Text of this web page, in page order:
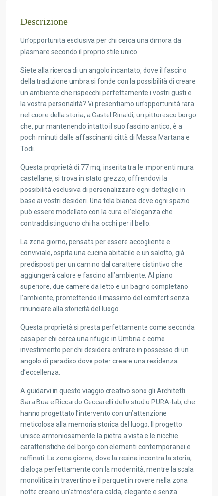
Descrizione
Un’opportunità esclusiva per chi cerca una dimora da
plasmare secondo il proprio stile unico.
Siete alla ricerca di un angolo incantato, dove il fascino
della tradizione umbra si fonde con la possibilità di creare
un ambiente che rispecchi perfettamente i vostri gusti e
la vostra personalità? Vi presentiamo un’opportunità rara
nel cuore della storia, a Castel Rinaldi, un pittoresco borgo
che, pur mantenendo intatto il suo fascino antico, è a
pochi minuti dalle affascinanti città di Massa Martana e
Todi.
Questa proprietà di 77 mq, inserita tra le imponenti mura
castellane, si trova in stato grezzo, offrendovi la
possibilità esclusiva di personalizzare ogni dettaglio in
base ai vostri desideri. Una tela bianca dove ogni spazio
può essere modellato con la cura e l’eleganza che
contraddistinguono chi ha occhi per il bello.
La zona giorno, pensata per essere accogliente e
conviviale, ospita una cucina abitabile e un salotto, già
predisposti per un camino dal carattere distintivo che
aggiungerà calore e fascino all’ambiente. Al piano
superiore, due camere da letto e un bagno completano
l’ambiente, promettendo il massimo del comfort senza
rinunciare alla storicità del luogo.
Questa proprietà si presta perfettamente come seconda
casa per chi cerca una rifugio in Umbria o come
investimento per chi desidera entrare in possesso di un
angolo di paradiso dove poter creare una residenza
d’eccellenza.
A guidarvi in questo viaggio creativo sono gli Architetti
Sara Bua e Riccardo Ceccarelli dello studio PURA-lab, che
hanno progettato l’intervento con un’attenzione
meticolosa alla memoria storica del luogo. Il progetto
unisce armoniosamente la pietra a vista e le nicchie
caratteristiche del borgo con elementi contemporanei e
raffinati. La zona giorno, dove la resina incontra la storia,
dialoga perfettamente con la modernità, mentre la scala
monolitica in travertino e il parquet in rovere nella zona
notte creano un’atmosfera calda, elegante e senza